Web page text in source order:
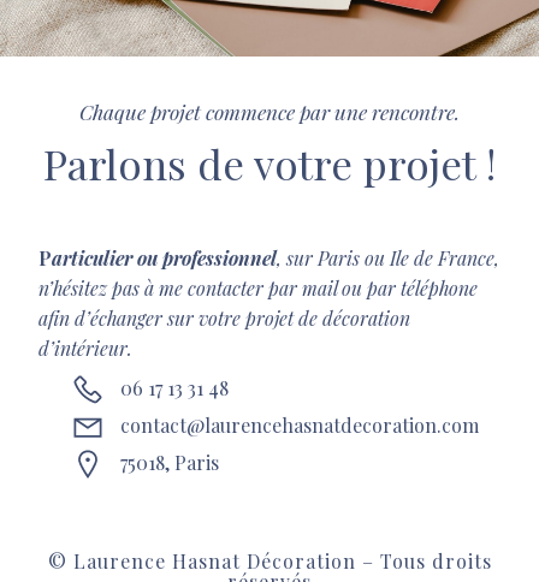
Chaque projet commence par une rencontre.
Parlons de votre projet !
Particulier ou professionnel, sur Paris ou Ile de France,
n’hésitez pas à me contacter par mail ou par téléphone
afin d’échanger sur votre projet de décoration
d’intérieur.
06 17 13 31 48
contact@laurencehasnatdecoration.com
75018, Paris
© Laurence Hasnat Décoration – Tous droits